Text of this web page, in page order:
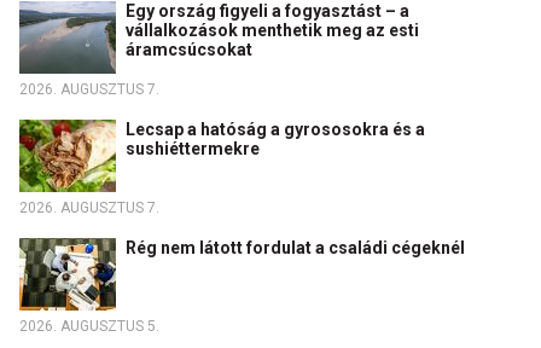
Egy ország figyeli a fogyasztást – a
vállalkozások menthetik meg az esti
áramcsúcsokat
2026. AUGUSZTUS 7.
Lecsap a hatóság a gyrososokra és a
sushiéttermekre
2026. AUGUSZTUS 7.
Rég nem látott fordulat a családi cégeknél
2026. AUGUSZTUS 5.